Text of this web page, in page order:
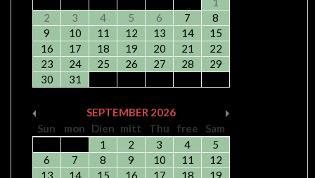
2
3 4 5 6 7
8
9
10 11 12 13 14
15
16
17 18 19 20 21
22
23
24 25 26 27 28
29
30
31
SEPTEMBER 2026
Sun
mon Dien mitt Thu free
Sam
1
2 3 4
5
6
7 8 9 10 11
12
13
14 15 16 17 18
19